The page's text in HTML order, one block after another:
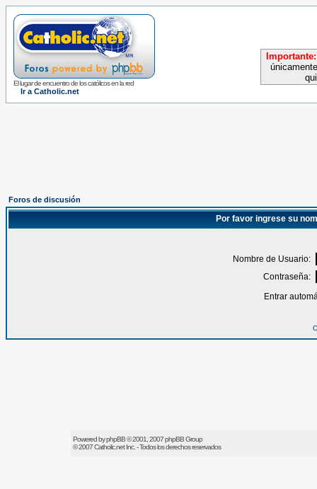
El lugar de encuentro de los católicos en la red
Ir a Catholic.net
Importante:
Foros de discusión
Por favor ingrese su
Nombre de Usuario:
Contraseña:
Entrar
Powered byphpBB© 2001, 2007 phpBB Group
© 2007Catholic.netInc. - Todos los derechos reservados